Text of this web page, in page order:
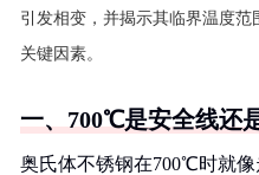
引发相变，并揭示其临界温度
关键因素。
一、700℃是安全线还
奥氏体不锈钢在700℃时就